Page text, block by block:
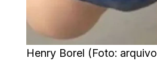
Henry Borel (Foto: